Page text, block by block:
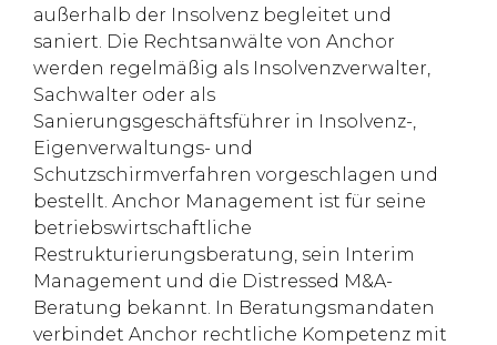
außerhalb der Insolvenz begleitet und
saniert. Die Rechtsanwälte von Anchor
werden regelmäßig als Insolvenzverwalter,
Sachwalter oder als
Sanierungsgeschäftsführer in Insolvenz-,
Eigenverwaltungs- und
Schutzschirmverfahren vorgeschlagen und
bestellt. Anchor Management ist für seine
betriebswirtschaftliche
Restrukturierungsberatung, sein Interim
Management und die Distressed M&A-
Beratung bekannt. In Beratungsmandaten
verbindet Anchor rechtliche Kompetenz mit